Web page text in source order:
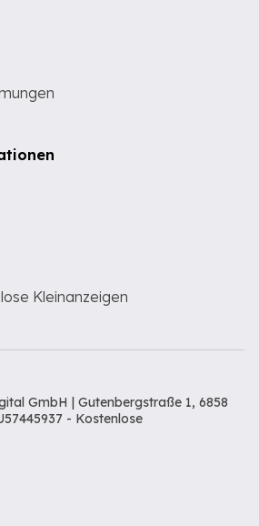
Kleinanzeigen
GmbH | Gutenbergstraße 1, 6858
- Kostenlose